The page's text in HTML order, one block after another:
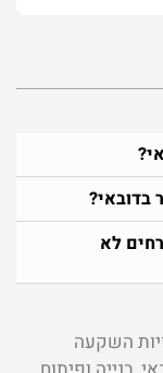
בדובאי?
לא
השקעה